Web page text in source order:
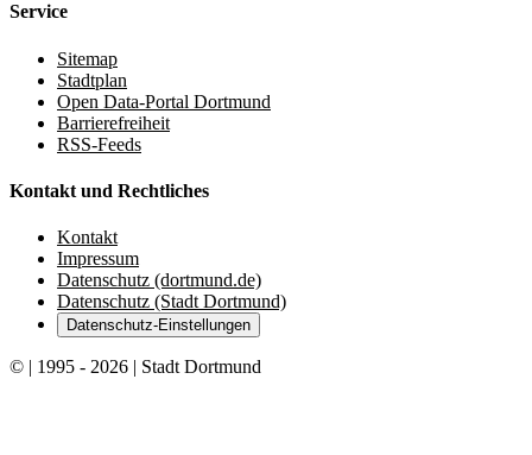
Service
Sitemap
Stadtplan
Open Data-Portal Dortmund
Barrierefreiheit
RSS-Feeds
Kontakt und Rechtliches
Kontakt
Impressum
Datenschutz (dortmund.de)
Datenschutz (Stadt Dortmund)
Datenschutz-Einstellungen
© | 1995 - 2026 | Stadt Dortmund